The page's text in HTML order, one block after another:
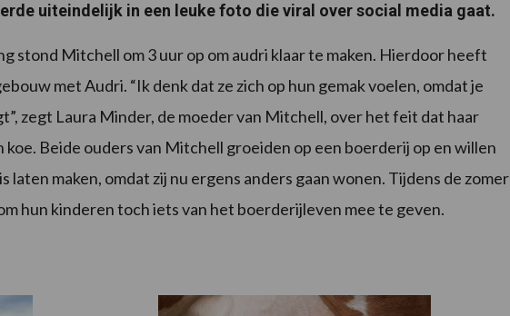
uiteindelijk in een leuke foto die viral over social media gaat.
stond Mitchell om 3 uur op om audri klaar te maken. Hierdoor heeft
met Audri. “Ik denk dat ze zich op hun gemak voelen, omdat je
zegt Laura Minder, de moeder van Mitchell, over het feit dat haar
koe. Beide ouders van Mitchell groeiden op een boerderij op en willen
laten maken, omdat zij nu ergens anders gaan wonen. Tijdens de zomer
hun kinderen toch iets van het boerderijleven mee te geven.